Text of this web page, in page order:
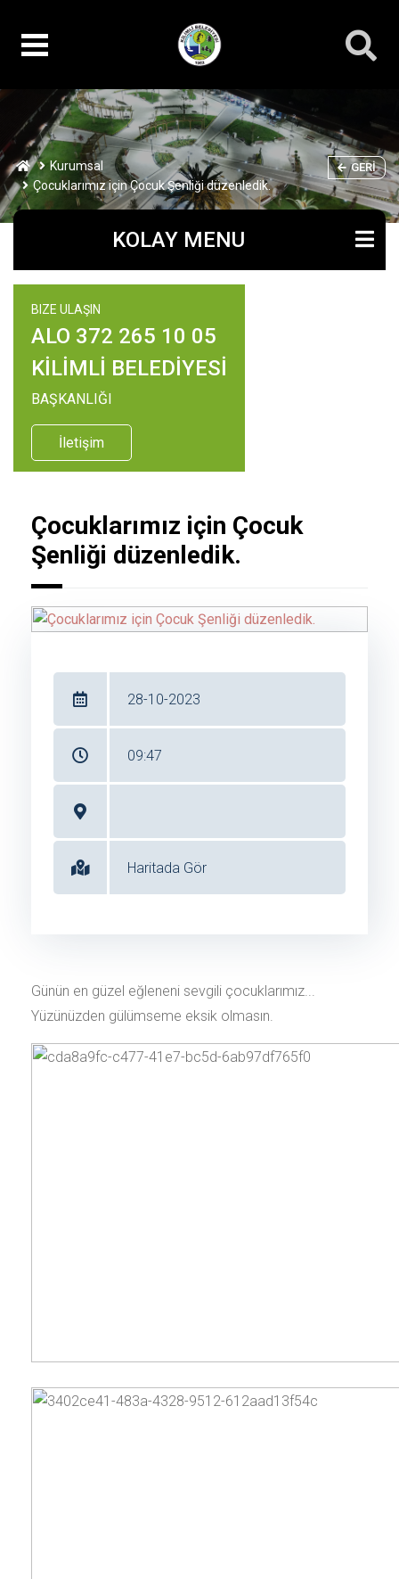
Kurumsal
Çocuklarımız için Çocuk Şenliği düzenledik.
GERI
KOLAY MENU
BIZE ULAŞIN
ALO 372 265 10 05
KİLİMLİ BELEDİYESİ
BAŞKANLIĞI
İletişim
Çocuklarımız için Çocuk
Şenliği düzenledik.
28-10-2023
09:47
Haritada Gör
Günün en güzel eğleneni sevgili çocuklarımız...
Yüzünüzden gülümseme eksik olmasın.